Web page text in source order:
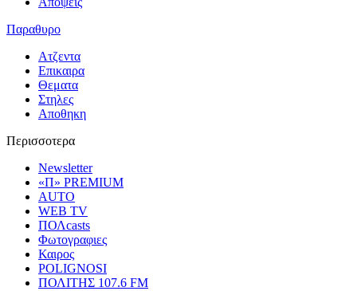
Παραθυρο
Ατζεντα
Επικαιρα
Θεματα
Στηλες
Αποθηκη
Περισσοτερα
Newsletter
«Π» PREMIUM
AUTO
WEB TV
ΠΟΛcasts
Φωτογραφιες
Καιρος
POLIGNOSI
ΠΟΛΙΤΗΣ 107.6 FM